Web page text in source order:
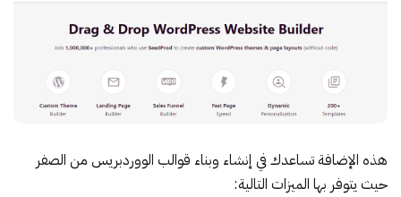
هذه الإضافة تساعدك في إنشاء وبناء قوالب الووردبريس من الصفر
حيث يتوفر بها الميزات التالية: